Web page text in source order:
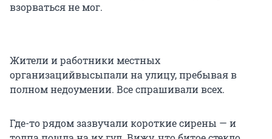
взорваться не мог.
Жители и работники местных
организацийвысыпали на улицу, пребывая в
полном недоумении. Все спрашивали всех.
Где-то рядом зазвучали короткие сирены — и